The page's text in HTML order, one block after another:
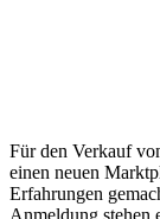
Für den Verkauf
einen neuen
Erfahrungen
Anmeldung stehen